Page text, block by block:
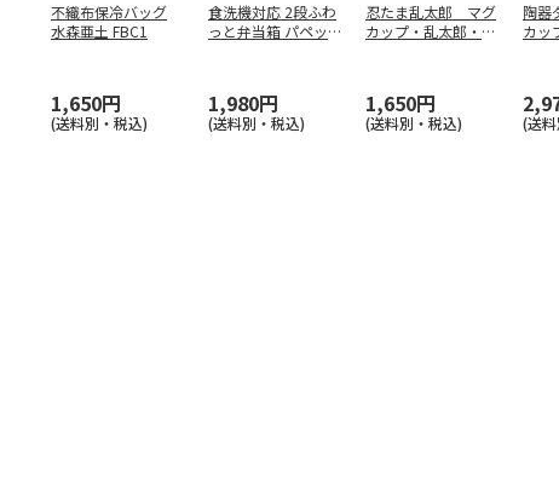
不織布保冷バッグ
水森亜土 FBC1
1,650円
(送料別・税込)
食洗機対応 2段ふわ
っと弁当箱 パペッ
1,980円
(送料別・税込)
忍たま乱太郎 マグ
カップ・乱太郎・き
1,650円
(送料別・税込)
陶器
カッ
(送料